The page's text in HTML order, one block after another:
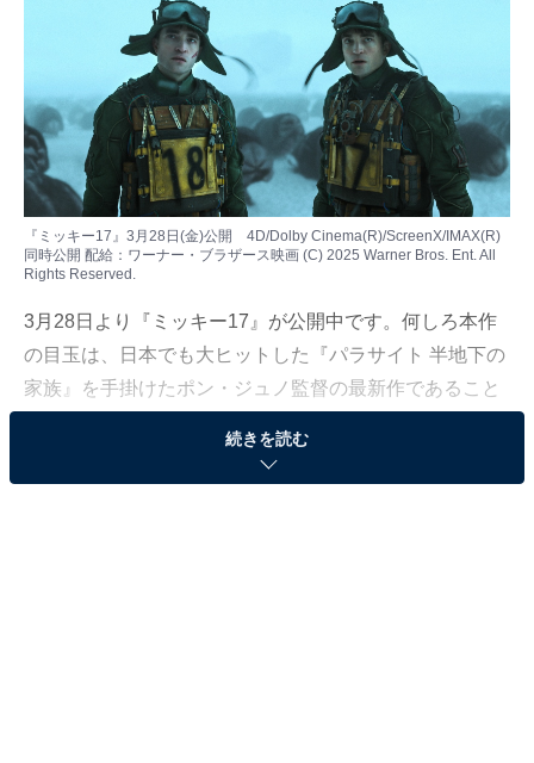
『ミッキー17』3月28日(金)公開 4D/Dolby Cinema(R)/ScreenX/IMAX(R)
同時公開 配給：ワーナー・ブラザース映画 (C) 2025 Warner Bros. Ent. All
Rights Reserved.
3月28日より『ミッキー17』が公開中です。何しろ本作
の目玉は、日本でも大ヒットした『パラサイト 半地下の
家族』を手掛けたポン・ジュノ監督の最新作であること
続きを読む